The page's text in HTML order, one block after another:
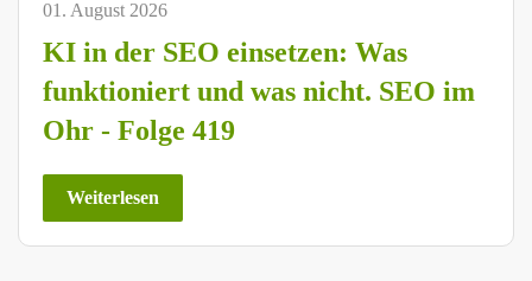
01. August 2026
KI in der SEO einsetzen: Was
funktioniert und was nicht. SEO im
Ohr - Folge 419
Weiterlesen